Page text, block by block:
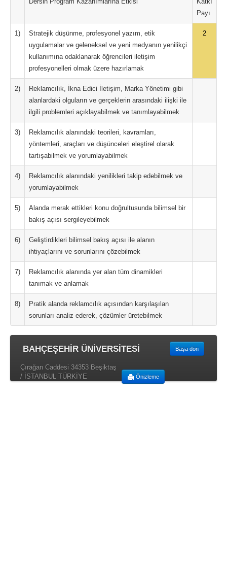
Payı
1)
Stratejik düşünme, profesyonel yazım, etik
uygulamalar ve geleneksel ve yeni medyanın yenilikçi
kullanımına odaklanarak öğrencileri iletişim
profesyonelleri olmak üzere hazırlamak
2
2)
Reklamcılık, İkna Edici İletişim, Marka Yönetimi gibi
alanlardaki olguların ve gerçeklerin arasındaki ilişki ile
ilgili problemleri açıklayabilmek ve tanımlayabilmek
3)
Reklamcılık alanındaki teorileri, kavramları,
yöntemleri, araçları ve düşünceleri eleştirel olarak
tartışabilmek ve yorumlayabilmek
4)
Reklamcılık alanındaki yenilikleri takip edebilmek ve
yorumlayabilmek
5)
Alanda merak ettikleri konu doğrultusunda bilimsel bir
bakış açısı sergileyebilmek
6)
Geliştirdikleri bilimsel bakış açısı ile alanın
ihtiyaçlarını ve sorunlarını çözebilmek
7)
Reklamcılık alanında yer alan tüm dinamikleri
tanımak ve anlamak
8)
Pratik alanda reklamcılık açısından karşılaşılan
sorunları analiz ederek, çözümler üretebilmek
BAHÇEŞEHİR ÜNİVERSİTESİ Başa dön
Önizleme
Çırağan Caddesi 34353 Beşiktaş
/ İSTANBUL TÜRKİYE